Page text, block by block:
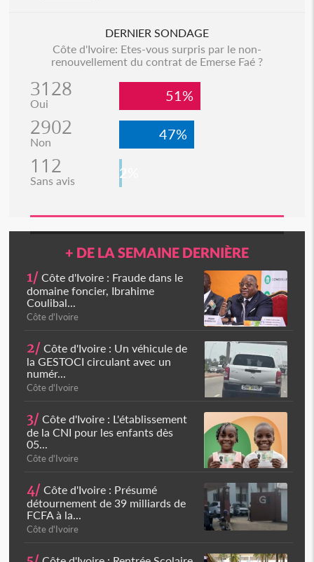
DERNIER SONDAGE
Côte d'Ivoire: Etes-vous surpris par le non-
renouvellement du contrat de Emerse Faé ?
3128
Oui 51%
2902
Non 47%
112
Sans avis 2%
+ DE LA SEMAINE DERNIÈRE
1/ Côte d'Ivoire : Fraude dans le
domaine foncier, Ibrahime
Coulibal...
Côte d'Ivoire
2/ Côte d'Ivoire : Un véhicule de
la GESTOCI circulant avec un
numér...
Côte d'Ivoire
3/ Côte d'Ivoire : L'établissement
de la CNI pour les enfants dès
05...
Côte d'Ivoire
4/ Côte d'Ivoire : Présumé
détournement de 39 milliards de
FCFA à la...
Côte d'Ivoire